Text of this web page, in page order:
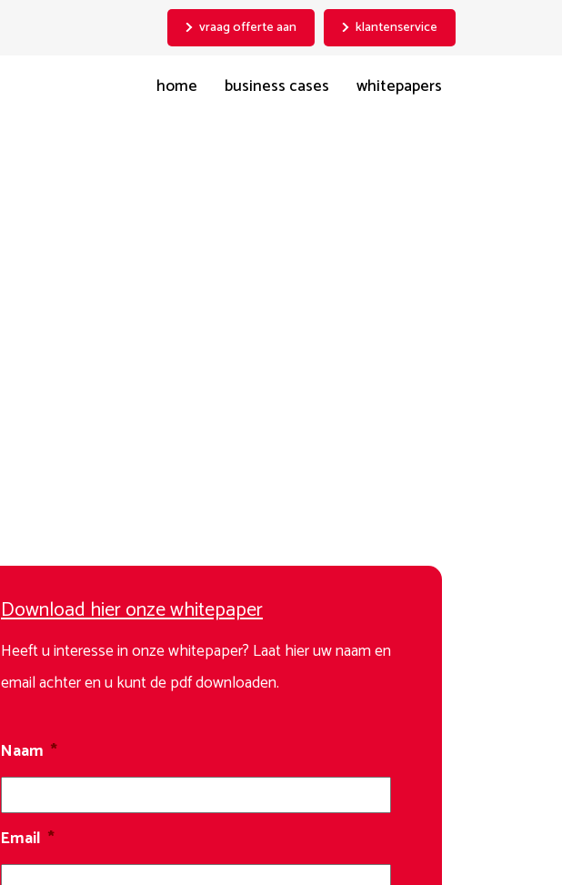
vraag offerte aan klantenservice
home business cases whitepapers
Download hier onze whitepaper
Heeft u interesse in onze whitepaper? Laat hier uw naam en
email achter en u kunt de pdf downloaden.
Naam *
Email *